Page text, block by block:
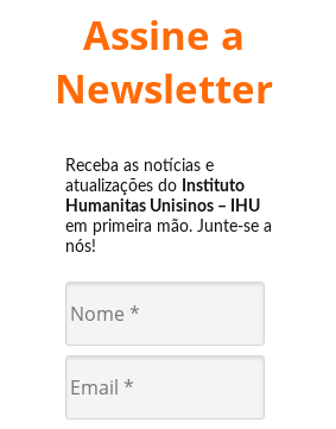
Assine a
Newsletter
Receba as notícias e
atualizações do Instituto
Humanitas Unisinos – IHU
em primeira mão. Junte-se a
nós!